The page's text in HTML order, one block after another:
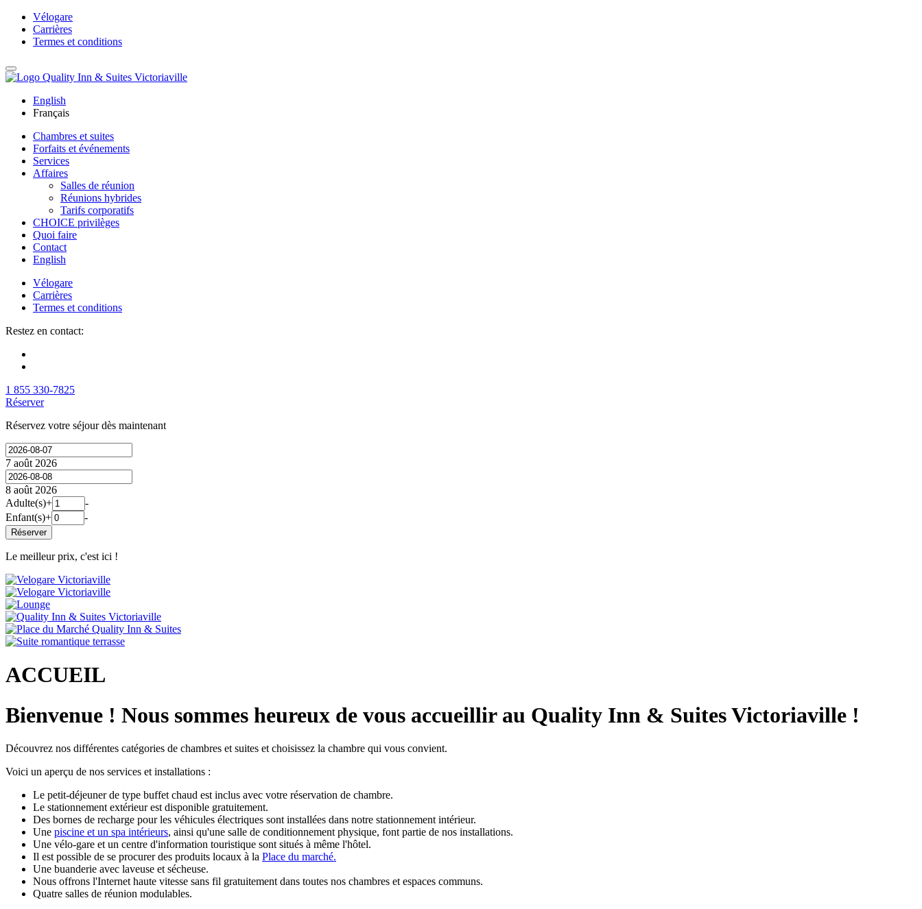
Vélogare
Carrières
Termes et conditions
English
Français
Chambres et suites
Forfaits et événements
Services
Affaires
Salles de réunion
Réunions hybrides
Tarifs corporatifs
CHOICE privilèges
Quoi faire
Contact
English
Vélogare
Carrières
Termes et conditions
Restez en contact:
1 855 330-7825
Réserver
Réservez votre séjour dès maintenant
7 août 2026
8 août 2026
Adulte(s)+
-
Enfant(s)+ -
Réserver
Le meilleur prix, c'est ici !
ACCUEIL
Bienvenue ! Nous sommes heureux de vous accueillir au Quality Inn & Suites Victoriaville !
Découvrez nos différentes catégories de chambres et suites et choisissez la chambre qui vous convient.
Voici un aperçu de nos services et installations :
Le petit-déjeuner de type buffet chaud est inclus avec votre réservation de chambre.
Le stationnement extérieur est disponible gratuitement.
Des bornes de recharge pour les véhicules électriques sont installées dans notre stationnement intérieur.
Une piscine et un spa intérieurs, ainsi qu'une salle de conditionnement physique, font partie de nos installations.
Une vélo-gare et un centre d'information touristique sont situés à même l'hôtel.
Il est possible de se procurer des produits locaux à la Place du marché.
Une buanderie avec laveuse et sécheuse.
Nous offrons l'Internet haute vitesse sans fil gratuitement dans toutes nos chambres et espaces communs.
Quatre salles de réunion modulables.